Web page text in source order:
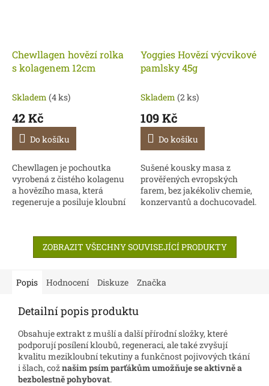
Chewllagen hovězí rolka
s kolagenem 12cm
Skladem (4 ks)
42 Kč
Do košíku
Chewllagen je pochoutka
vyrobená z čistého kolagenu
a hovězího masa, která
regeneruje a posiluje kloubní
Yoggies Hovězí výcvikové
pamlsky 45g
Skladem (2 ks)
109 Kč
Do košíku
Sušené kousky masa z
prověřených evropských
farem, bez jakékoliv chemie,
konzervantů a dochucovadel.
vitamínů a prospěšných
látek.
ZOBRAZIT VŠECHNY SOUVISEJÍCÍ PRODUKTY
Popis Hodnocení Diskuze Značka
Detailní popis produktu
Obsahuje extrakt z mušlí a další přírodní složky, které
podporují posílení kloubů, regeneraci, ale také zvyšují
kvalitu mezikloubní tekutiny a funkčnost pojivových tkání
i šlach, cožnašim psím parťákům umožňuje se aktivně a
bezbolestně pohybovat.